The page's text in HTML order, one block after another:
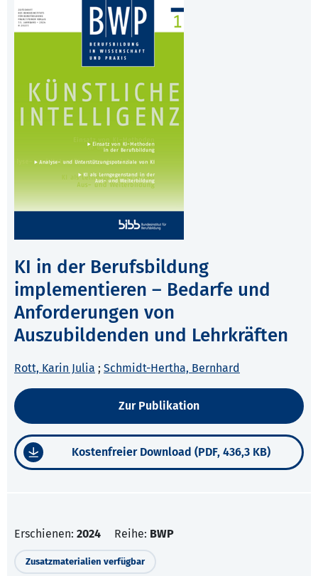
KI in der Berufsbildung
implementieren – Bedarfe und
Anforderungen von
Auszubildenden und Lehrkräften
Rott, Karin Julia ; Schmidt-Hertha, Bernhard
Zur Publikation
Kostenfreier Download (PDF, 436,3 KB)
Erschienen: 2024 Reihe: BWP
Zusatzmaterialien verfügbar